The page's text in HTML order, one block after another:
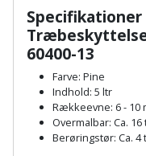
Vinduer
WinWin
plader
Saks
Sav
Savbuk
Savklinge
Klippeværktøj
Kombokit
Kompressor
Lader
Køkkenudstyr
Leg
Lommelygte
Merchandise
60400-13
Farve: Pine
Indhold: 5 ltr
Rækkeevne: 6 - 10
Overmalbar: Ca.
Berøringstør: Ca. 4